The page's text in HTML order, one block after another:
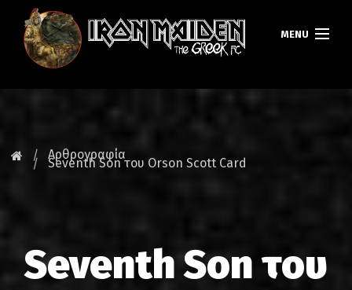
MENU
TOURS
Αρθρογραφία
Seventh Son του Orson Scott Card
Seventh Son του